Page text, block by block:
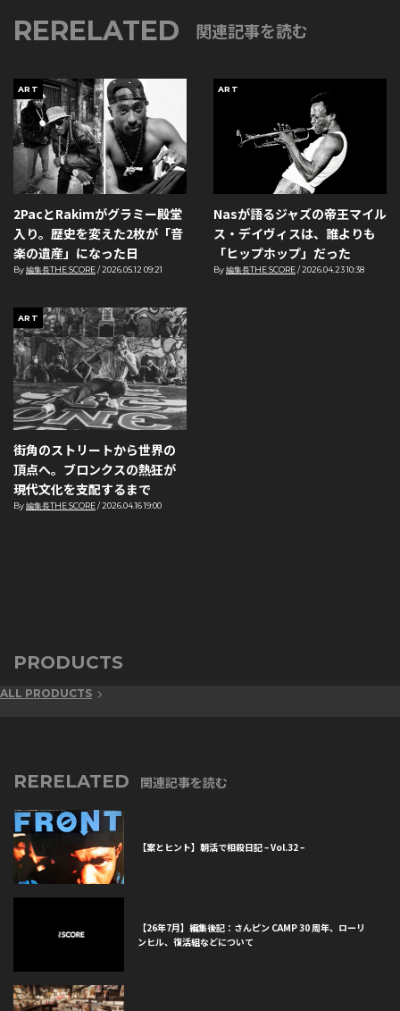
RERELATED 関連記事を読む
ART
2PacとRakimがグラミー殿堂
入り。歴史を変えた2枚が「音
楽の遺産」になった日
By編集長THE SCORE/2026.05.12 09:21
ART
Nasが語るジャズの帝王マイル
ス・デイヴィスは、誰よりも
「ヒップホップ」だった
By編集長THE SCORE/2026.04.23 10:38
ART
街角のストリートから世界の
頂点へ。ブロンクスの熱狂が
現代文化を支配するまで
By編集長THE SCORE/2026.04.16 19:00
PRODUCTS
ALL PRODUCTS
RERELATED 関連記事を読む
【案とヒント】朝活で相殺日記 – Vol.32 –
【26年7月】編集後記：さんピン CAMP 30 周年、ローリ
ンヒル、復活組などについて